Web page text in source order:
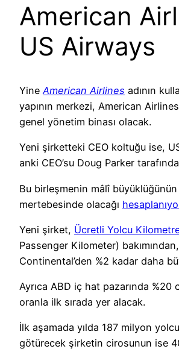
American
US Airways
YineAmerican Airlines adının
yapının merkezi, American
genel yönetim binası olacak.
Yeni şirketteki CEO koltuğu ise,
anki CEO’su Doug Parker
Bu birleşmenin mâlî büyüklüğünün
mertebesinde olacağı
Yeni şirket, Ücretli Yolcu
Passenger Kilometer)
Continental’den %2 kadar daha
Ayrıca ABD iç hat pazarında %20
oranla ilk sırada yer alacak.
İlk aşamada yılda 187 milyon
götürecek şirketin cirosunun ise